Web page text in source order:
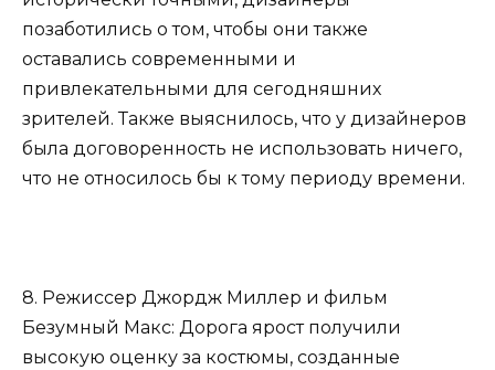
позаботились о том, чтобы они также
оставались современными и
привлекательными для сегодняшних
зрителей. Также выяснилось, что у дизайнеров
была договоренность не использовать ничего,
что не относилось бы к тому периоду времени.
8. Режиссер Джордж Миллер и фильм
Безумный Макс: Дорога ярост получили
высокую оценку за костюмы, созданные